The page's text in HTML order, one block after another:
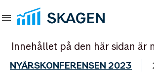
Innehållet på den här sidan är
NYÅRSKONFERENSEN 2023